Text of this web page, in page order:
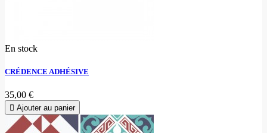
En stock
CRÉDENCE ADHÉSIVE
35,00 €
Ajouter au panier